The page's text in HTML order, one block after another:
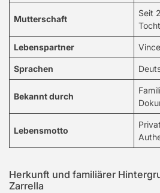
Mutterschaft
Seit
Lebenspartner
Sprachen
Bekannt durch
Lebensmotto
Herkunft und familiärer
Zarrella